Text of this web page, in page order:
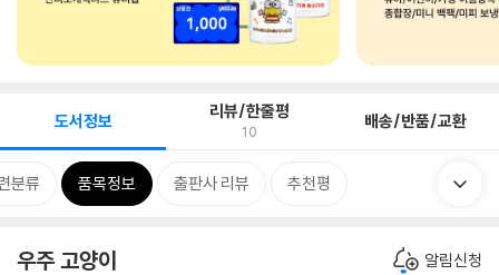
도서정보 리뷰/한줄평
10 배송/반품/교환
분류 품목정보 출판사 리뷰 추천평
우주 고양이 알림신청